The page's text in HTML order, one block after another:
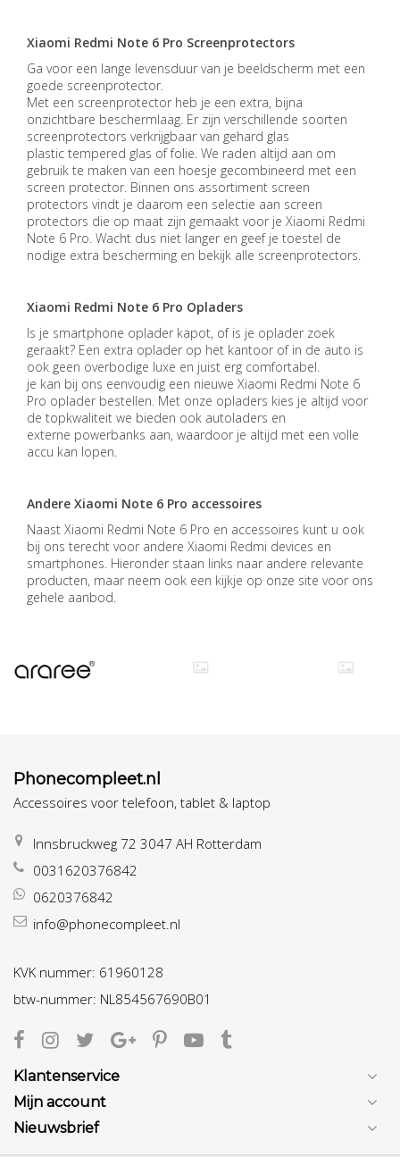
Xiaomi Redmi Note 6 Pro Screenprotectors
Ga voor een lange levensduur van je beeldscherm met een
goede screenprotector.
Met een screenprotector heb je een extra, bijna
onzichtbare beschermlaag. Er zijn verschillende soorten
screenprotectors verkrijgbaar van gehard glas
plastic tempered glas of folie. We raden altijd aan om
gebruik te maken van een hoesje gecombineerd met een
screen protector. Binnen ons assortiment screen
protectors vindt je daarom een selectie aan screen
protectors die op maat zijn gemaakt voor je Xiaomi Redmi
Note 6 Pro. Wacht dus niet langer en geef je toestel de
nodige extra bescherming en bekijk alle screenprotectors.
Xiaomi Redmi Note 6 Pro Opladers
Is je smartphone oplader kapot, of is je oplader zoek
geraakt? Een extra oplader op het kantoor of in de auto is
ook geen overbodige luxe en juist erg comfortabel.
je kan bij ons eenvoudig een nieuwe Xiaomi Redmi Note 6
Pro oplader bestellen. Met onze opladers kies je altijd voor
de topkwaliteit we bieden ook autoladers en
externe powerbanks aan, waardoor je altijd met een volle
accu kan lopen.
Andere Xiaomi Note 6 Pro accessoires
Naast Xiaomi Redmi Note 6 Pro en accessoires kunt u ook
bij ons terecht voor andere Xiaomi Redmi devices en
smartphones. Hieronder staan links naar andere relevante
producten, maar neem ook een kijkje op onze site voor ons
gehele aanbod.
Phonecompleet.nl
Accessoires voor telefoon, tablet & laptop
Innsbruckweg 72 3047 AH Rotterdam
0031620376842
0620376842
info@phonecompleet.nl
KVK nummer: 61960128
btw-nummer: NL854567690B01
Klantenservice
Mijn account
Nieuwsbrief